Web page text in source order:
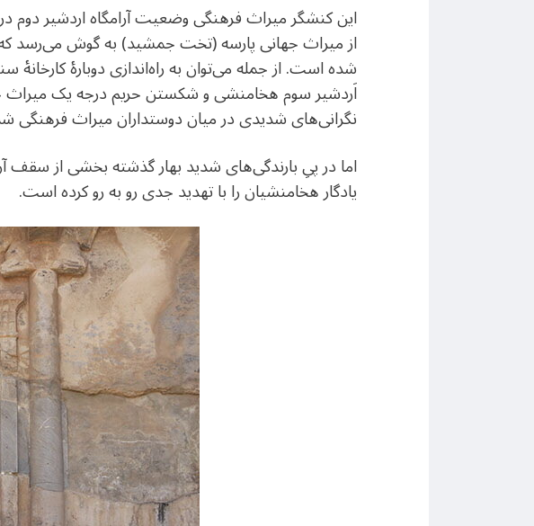
این کنشگر میراث فرهنگی وضعیت آرامگاه اردشیر دوم
از میراث جهانی پارسه (تخت جمشید) به گوش می‌رسد
شده است. از جمله می‌توان به راه‌اندازی دوبارۀ
اَردشیر سوم هخامنشی و شکستن حریم درجه یک میراث
نگرانی‌های شدیدی در میان دوستداران میراث
اما در پیِ بارندگی‌های شدید بهار گذشته بخشی از سقف
یادگار هخامنشیان را با تهدید جدی رو به رو کرده است.